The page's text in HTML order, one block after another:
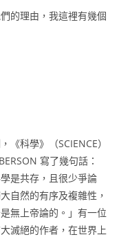
的理由，我這裡有幾個
科學》（SCIENCE）
寫了幾句話：
是共存，且很少爭論
自然的有序及複雜性，
無上帝論的。」有一位
滅絕的作者，在世界上